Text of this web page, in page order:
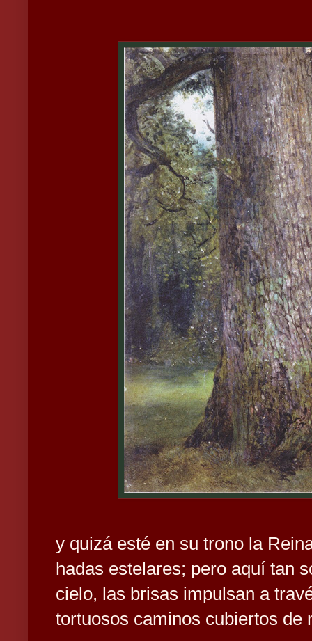
y quizá esté en su trono la
hadas estelares; pero aquí tan
cielo, las brisas impulsan a
tortuosos caminos cubiertos de